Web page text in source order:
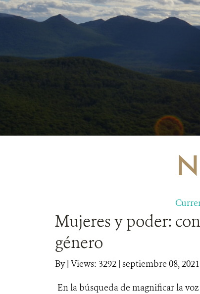
Mujeres y poder:
género
By| Views: 3292| septiembre 08, 2021
En la búsqueda de magnificar la